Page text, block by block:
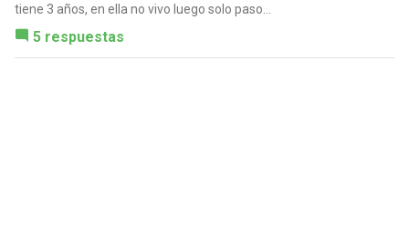
tiene 3 años, en ella no vivo luego solo paso...
5 respuestas